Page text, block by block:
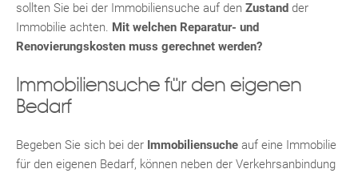
TE
sollten Sie bei der Immobiliensuche auf den Zustand der
Immobilie achten. Mit welchen Reparatur- und
Renovierungskosten muss gerechnet werden?
Immobiliensuche für den eigenen
Bedarf
Begeben Sie sich bei der Immobiliensuche auf eine Immobilie
für den eigenen Bedarf, können neben der Verkehrsanbindung